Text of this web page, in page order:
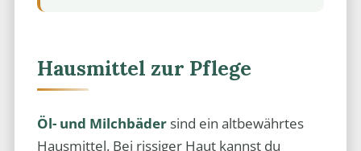
Hausmittel zur Pflege
Öl- und Milchbädersind ein altbewährtes
Hausmittel. Bei rissiger Haut kannst du